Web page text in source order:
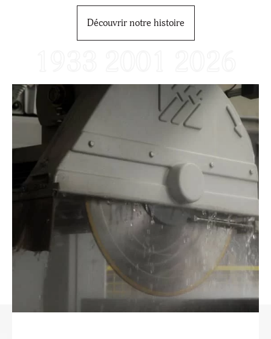
Découvrir notre histoire